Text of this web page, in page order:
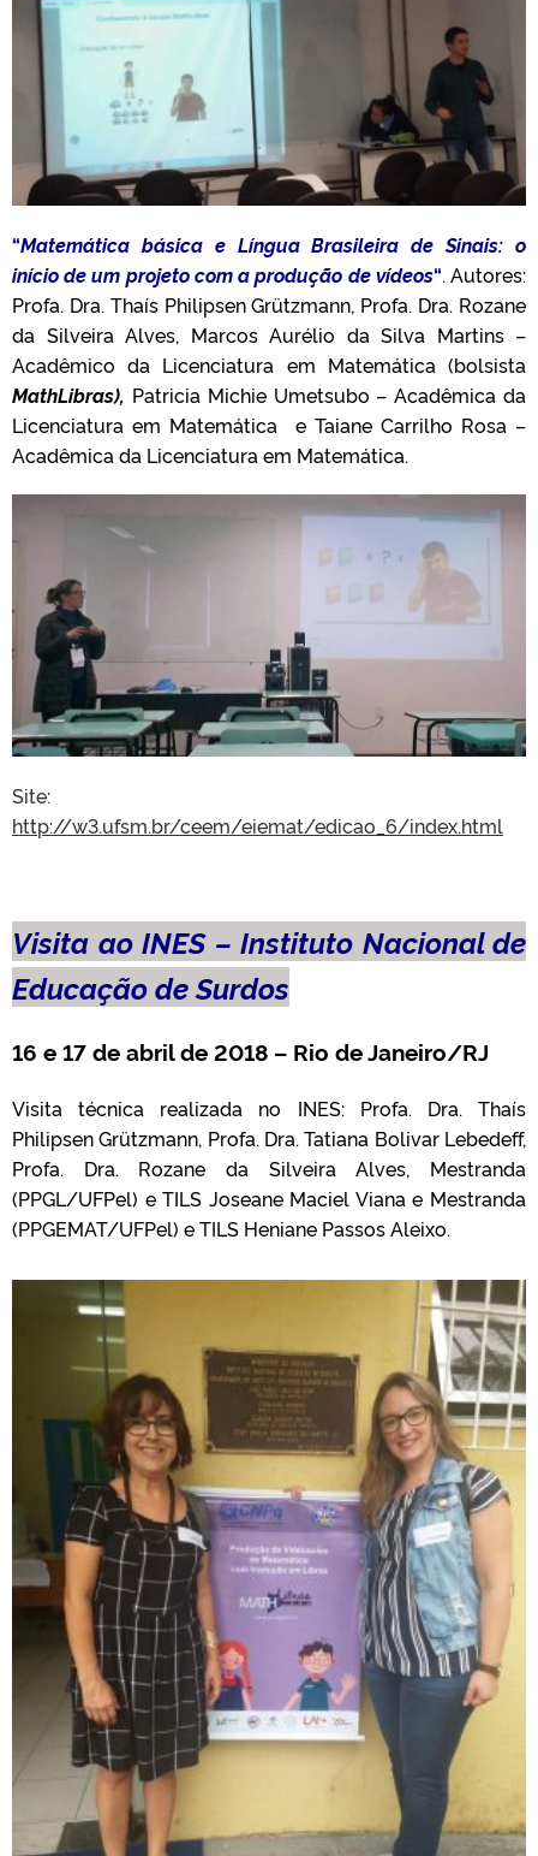
“Matemática básica e Língua Brasileira de Sinais: o
início de um projeto com a produção de vídeos“. Autores:
Profa. Dra. Thaís Philipsen Grützmann, Profa. Dra. Rozane
da Silveira Alves, Marcos Aurélio da Silva Martins –
Acadêmico da Licenciatura em Matemática (bolsista
MathLibras), Patricia Michie Umetsubo – Acadêmica da
Licenciatura em Matemática e Taiane Carrilho Rosa –
Acadêmica da Licenciatura em Matemática.
Site:
http://w3.ufsm.br/ceem/eiemat/edicao_6/index.html
Visita ao INES – Instituto Nacional de
Educação de Surdos
16 e 17 de abril de 2018 – Rio de Janeiro/RJ
Visita técnica realizada no INES: Profa. Dra. Thaís
Philipsen Grützmann, Profa. Dra. Tatiana Bolivar Lebedeff,
Profa. Dra. Rozane da Silveira Alves, Mestranda
(PPGL/UFPel) e TILS Joseane Maciel Viana e Mestranda
(PPGEMAT/UFPel) e TILS Heniane Passos Aleixo.